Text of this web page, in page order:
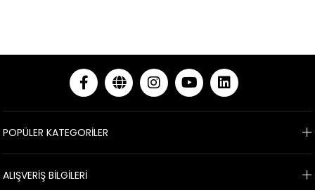
POPÜLER KATEGORİLER
ALIŞVERİŞ BİLGİLERİ